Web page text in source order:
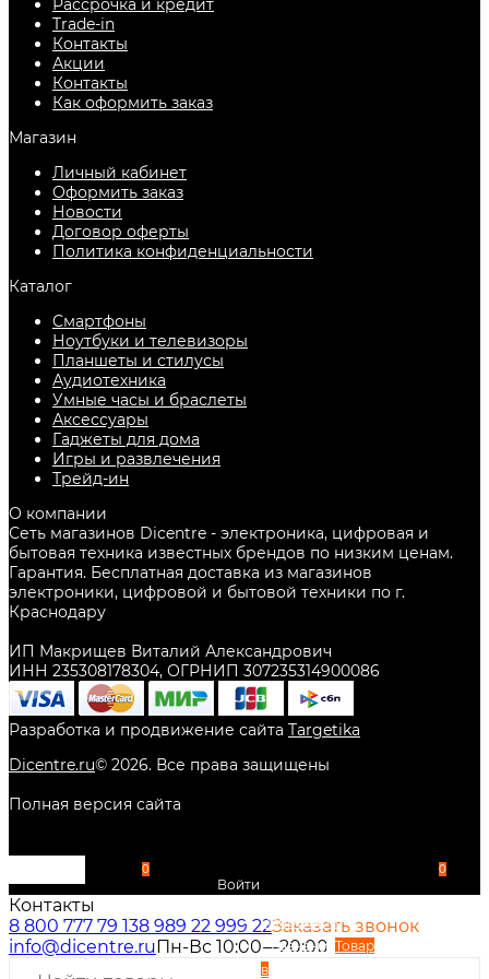
Рассрочка и кредит
Trade-in
Контакты
Акции
Контакты
Как оформить заказ
Магазин
Личный кабинет
Оформить заказ
Новости
Договор оферты
Политика конфиденциальности
Каталог
Смартфоны
Ноутбуки и телевизоры
Планшеты и стилусы
Аудиотехника
Умные часы и браслеты
Аксессуары
Гаджеты для дома
Игры и развлечения
Трейд-ин
О компании
Сеть магазинов Dicentre - электроника, цифровая и
бытовая техника известных брендов по низким ценам.
Гарантия. Бесплатная доставка из магазинов
электроники, цифровой и бытовой техники по г.
Краснодару
ИП Макрищев Виталий Александрович
ИНН 235308178304, ОГРНИП 307235314900086
Разработка и продвижение сайта Targetika
Dicentre.ru© 2026. Все права защищены
Полная версия сайта
0
Войти
Избранное
Сравнение Товар
в
0
Контакты
8 800 777 79 138 989 22 999 22Заказать звонок
info@dicentre.ru Пн-Вс 10:00—20:00